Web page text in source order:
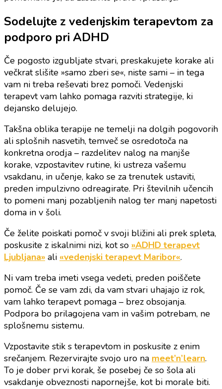
Sodelujte z vedenjskim terapevtom za
podporo pri ADHD
Če pogosto izgubljate stvari, preskakujete korake ali
večkrat slišite »samo zberi se«, niste sami – in tega
vam ni treba reševati brez pomoči. Vedenjski
terapevt vam lahko pomaga razviti strategije, ki
dejansko delujejo.
Takšna oblika terapije ne temelji na dolgih pogovorih
ali splošnih nasvetih, temveč se osredotoča na
konkretna orodja – razdelitev nalog na manjše
korake, vzpostavitev rutine, ki ustreza vašemu
vsakdanu, in učenje, kako se za trenutek ustaviti,
preden impulzivno odreagirate. Pri številnih učencih
to pomeni manj pozabljenih nalog ter manj napetosti
doma in v šoli.
Če želite poiskati pomoč v svoji bližini ali prek spleta,
poskusite z iskalnimi nizi, kot so »ADHD terapevt
Ljubljana» ali «vedenjski terapevt Maribor«.
Ni vam treba imeti vsega vedeti, preden poiščete
pomoč. Če se vam zdi, da vam stvari uhajajo iz rok,
vam lahko terapevt pomaga – brez obsojanja.
Podpora bo prilagojena vam in vašim potrebam, ne
splošnemu sistemu.
Vzpostavite stik s terapevtom in poskusite z enim
srečanjem. Rezervirajte svojo uro na meet’n’learn.
To je dober prvi korak, še posebej če so šola ali
vsakdanje obveznosti napornejše, kot bi morale biti.